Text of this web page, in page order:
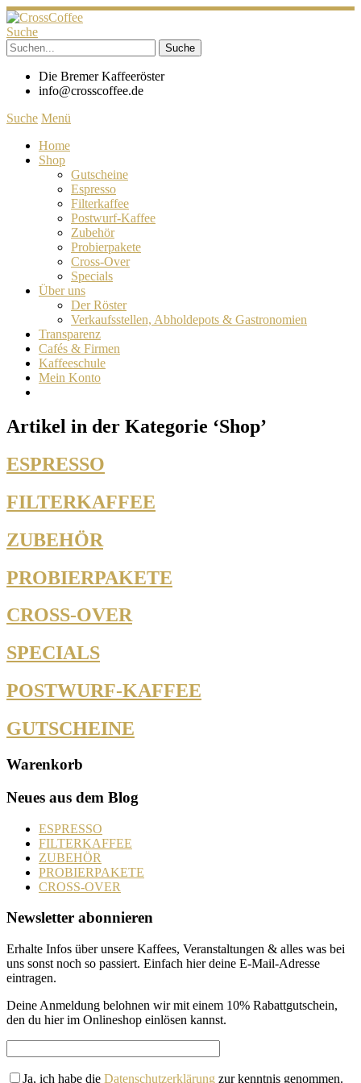
Suche
Die Bremer Kaffeeröster
info@crosscoffee.de
Suche Menü
Home
Shop
Gutscheine
Espresso
Filterkaffee
Postwurf-Kaffee
Zubehör
Probierpakete
Cross-Over
Specials
Über uns
Der Röster
Verkaufsstellen, Abholdepots & Gastronomien
Transparenz
Cafés & Firmen
Kaffeeschule
Mein Konto
Artikel in der Kategorie ‘Shop’
ESPRESSO
FILTERKAFFEE
ZUBEHÖR
PROBIERPAKETE
CROSS-OVER
SPECIALS
POSTWURF-KAFFEE
GUTSCHEINE
Warenkorb
Neues aus dem Blog
ESPRESSO
FILTERKAFFEE
ZUBEHÖR
PROBIERPAKETE
CROSS-OVER
Newsletter abonnieren
Erhalte Infos über unsere Kaffees, Veranstaltungen & alles was bei
uns sonst noch so passiert. Einfach hier deine E-Mail-Adresse
eintragen.
Deine Anmeldung belohnen wir mit einem 10% Rabattgutschein,
den du hier im Onlineshop einlösen kannst.
Ja, ich habe die Datenschutzerklärung zur kenntnis genommen.